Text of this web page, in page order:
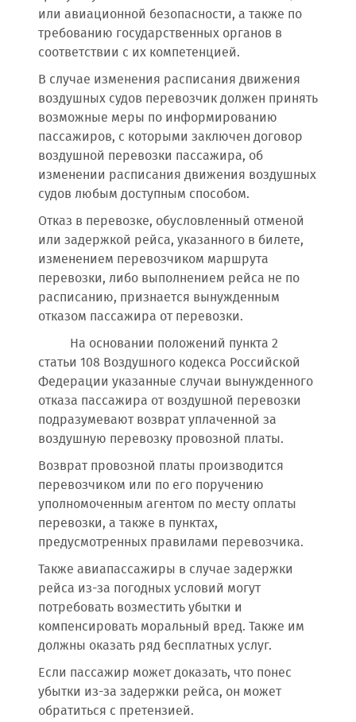
или авиационной безопасности, а также по
требованию государственных органов в
соответствии с их компетенцией.
В случае изменения расписания движения
воздушных судов перевозчик должен принять
возможные меры по информированию
пассажиров, с которыми заключен договор
воздушной перевозки пассажира, об
изменении расписания движения воздушных
судов любым доступным способом.
Отказ в перевозке, обусловленный отменой
или задержкой рейса, указанного в билете,
изменением перевозчиком маршрута
перевозки, либо выполнением рейса не по
расписанию, признается вынужденным
отказом пассажира от перевозки.
На основании положений пункта 2
статьи 108 Воздушного кодекса Российской
Федерации указанные случаи вынужденного
отказа пассажира от воздушной перевозки
подразумевают возврат уплаченной за
воздушную перевозку провозной платы.
Возврат провозной платы производится
перевозчиком или по его поручению
уполномоченным агентом по месту оплаты
перевозки, а также в пунктах,
предусмотренных правилами перевозчика.
Также авиапассажиры в случае задержки
рейса из-за погодных условий могут
потребовать возместить убытки и
компенсировать моральный вред. Также им
должны оказать ряд бесплатных услуг.
Если пассажир может доказать, что понес
убытки из-за задержки рейса, он может
обратиться с претензией.